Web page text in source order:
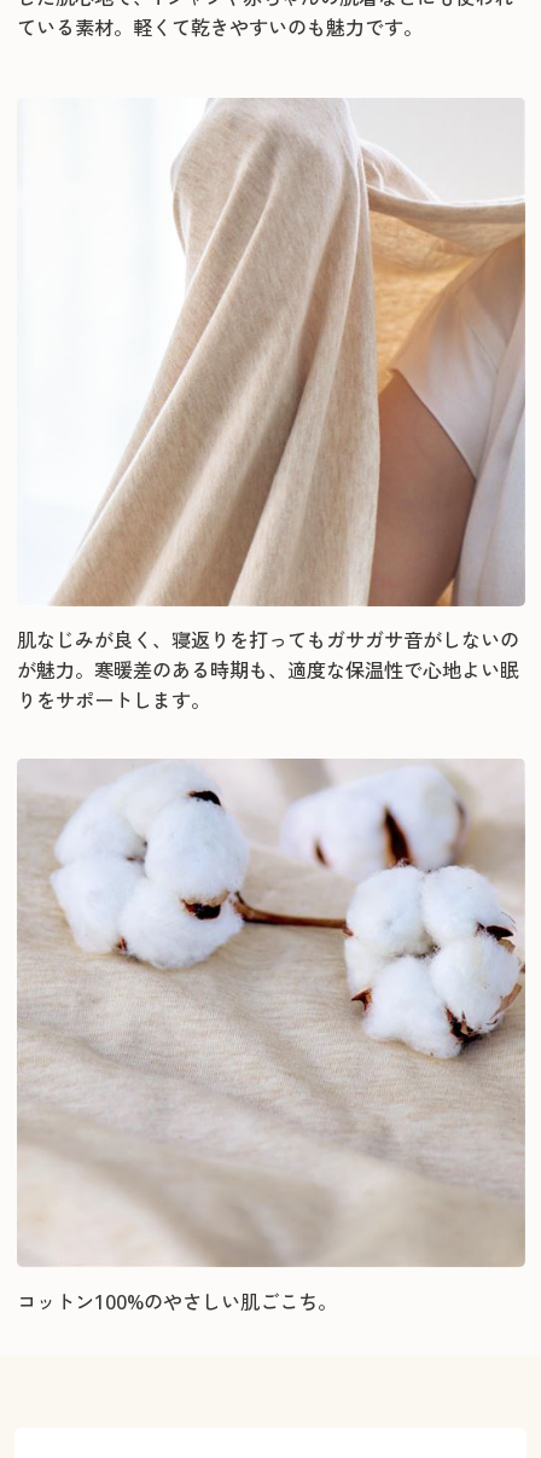
ている素材。軽くて乾きやすいのも魅力です。
肌なじみが良く、寝返りを打ってもガサガサ音がしないの
が魅力。寒暖差のある時期も、適度な保温性で心地よい眠
りをサポートします。
コットン100%のやさしい肌ごこち。